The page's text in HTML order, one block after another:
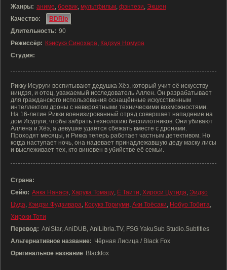
Жанры: аниме, боевик, мультфильм, фэнтези, Экшен
Качество:
BDRip
Длительность: 90
Режиссёр: Кэисукэ Синохара, Кадзуя Номура
Студия:
Рикку Исуруги воспитывают дедушка Хёэ, который учит её искусству
ниндзя, и отец, уважаемый исследователь Аллен. Он разрабатывает
для гражданского использования оснащённые искусственным
интеллектом дроны с невероятными техническими возможностями.
На 16-летие Рикки военизированный отряд совершает нападение на
дом Исуруги, чтобы забрать технологию беспилотников. Они убивают
Аллена и Хёэ, а девушке удаётся сбежать вместе с дронами.
Проходят месяцы, и Рикка теперь работает частным детективом. Но
когда наступает ночь, она надевает принадлежавшую деду маску лисы
и выслеживает тех, кто виновен в убийстве её семьи.
Страна:
Сейю: Аяка Нанасэ, Харука Томацу, Ё Таити, Хироси Цутида, Эидзо
Цуда, Кэидзи Фудзивара, Косукэ Ториуми, Аки Тоёсаки, Нобуо Тобита,
Хироки Тоти
Перевод: AniStar, AniDUB, AniLibria.TV, FSG YakuSub Studio.Subtitles
Альтернативное название: Чёрная Лисица / Black Fox
Оригинальное название Blackfox